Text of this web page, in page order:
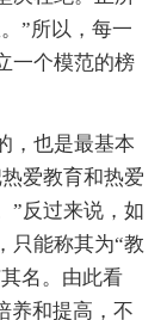
”所以，每一
一个模范的榜
，也是最基本
爱教育和热爱
”反过来说，如
只能称其为“教
名。由此看
养和提高，不